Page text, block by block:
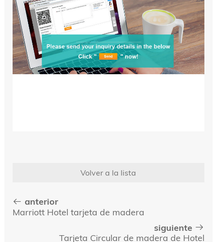
Volver a la lista
anterior
Marriott Hotel tarjeta de madera
siguiente
Tarjeta Circular de madera de Hotel